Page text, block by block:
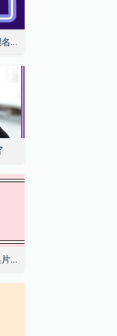
暗藍科技有限公司招聘經理名片
粉色可愛蛋糕插圖蛋糕店名片